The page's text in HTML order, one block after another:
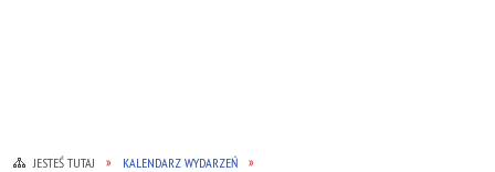
JESTEŚ TUTAJ KALENDARZ WYDARZEŃ